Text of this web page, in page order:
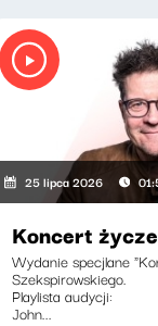
Bąkowska
25 lipca 2026
Koncert
Wydanie specjlane
Szekspirowskiego.
Playlista audycji:
John...